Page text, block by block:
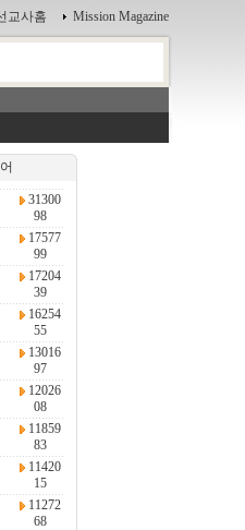
교사홈 Mission Magazine
31300
98
17577
99
17204
39
16254
55
13016
97
12026
08
11859
83
11420
15
11272
68